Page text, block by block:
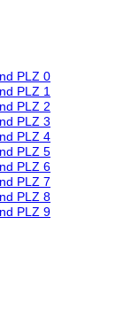
PLZ 0
PLZ 1
PLZ 2
PLZ 3
PLZ 4
PLZ 5
PLZ 6
PLZ 7
PLZ 8
PLZ 9